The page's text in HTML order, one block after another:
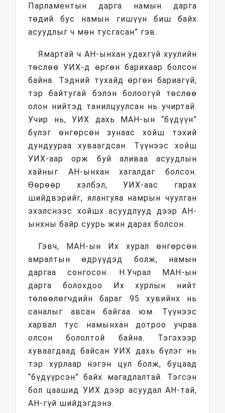
Парламентын дарга намын дарга
төдий бус намын гишүүн биш байх
асуудлыг ч мөн тусгасан” гэв.
Ямартай ч АН-ынхан удахгүй хуулийн
төслөө УИХ-д өргөн барихаар болсон
байна. Тэдний тухайд өргөн бариагүй,
тэр байтугай бэлэн болоогүй төслөө
олон нийтэд танилцуулсан нь учиртай.
Учир нь, УИХ дахь МАН-ын “бүдүүн”
бүлэг өнгөрсөн зунаас хойш тэхий
дундуураа хуваагдсан. Түүнээс хойш
УИХ-аар орж буй аливаа асуудлын
хайныг АН-ынхан хагалдаг болсон.
Өөрөөр хэлбэл, УИХ-аас гарах
шийдвэрийг, ялангуяа намрын чуулган
эхэлснээс хойшх асуудлууд дээр АН-
ынхны байр суурь жин дарах болсон.
Гэвч, МАН-ын Их хурал өнгөрсөн
амралтын өдрүүдэд болж, намын
даргаа сонгосон. Н.Учрал МАН-ын
дарга болохдоо Их хурлын нийт
төлөөлөгчдийн бараг 95 хувийнх нь
саналыг авсан байгаа юм. Түүнээс
харвал тус намынхан дотроо учраа
олсон бололтой байна. Тэгэхээр
хуваагдаад байсан УИХ дахь бүлэг нь
тэр хурлаар нэгэн цул болж, буцаад
“бүдүүрсэн” байх магадлалтай. Тэгсэн
бол цаашид УИХ дээр асуудал АН-тай,
АН-гүй шийдэгдэнэ.